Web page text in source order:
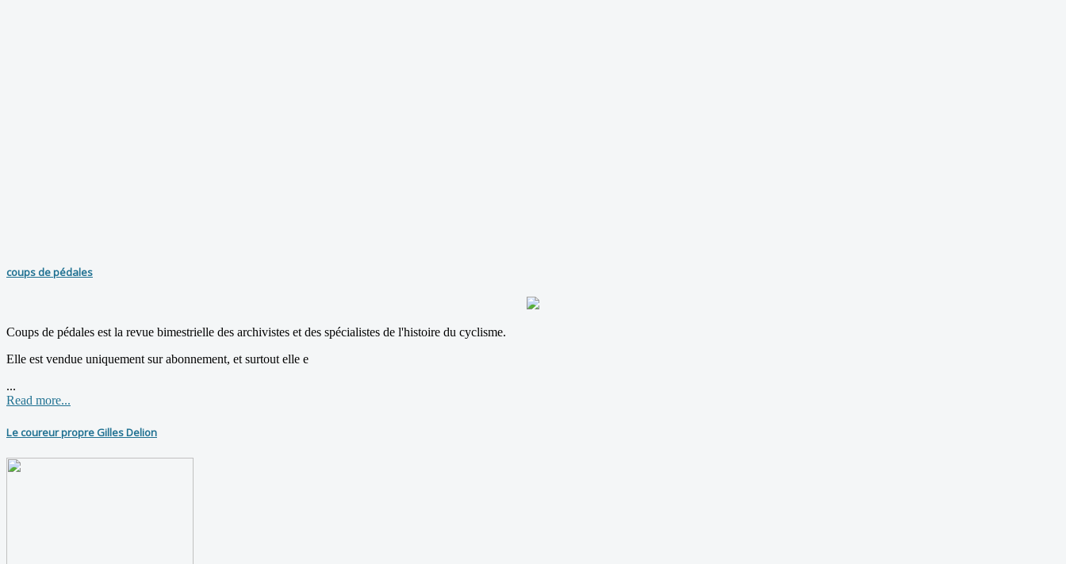
coups de pédales
Coups de pédales est la revue bimestrielle des archivistes et des spécialistes de l'histoire du cyclisme.
Elle est vendue uniquement sur abonnement, et surtout elle e
...
Read more...
Le coureur propre Gilles Delion